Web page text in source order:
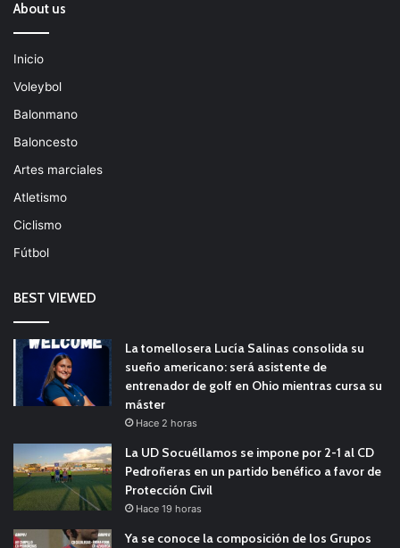
About us
Inicio
Voleybol
Balonmano
Baloncesto
Artes marciales
Atletismo
Ciclismo
Fútbol
BEST VIEWED
La tomellosera Lucía Salinas consolida su
sueño americano: será asistente de
entrenador de golf en Ohio mientras cursa su
máster
Hace 2 horas
La UD Socuéllamos se impone por 2-1 al CD
Pedroñeras en un partido benéfico a favor de
Protección Civil
Hace 19 horas
Ya se conoce la composición de los Grupos